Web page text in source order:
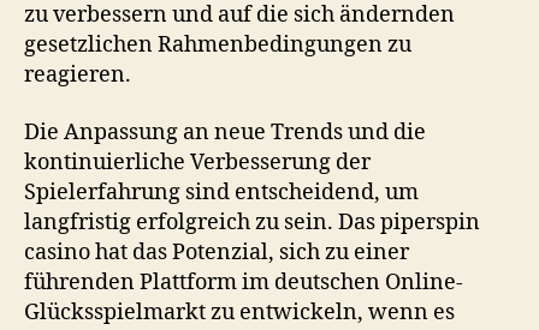
zu verbessern und auf die sich ändernden
gesetzlichen Rahmenbedingungen zu
reagieren.
Die Anpassung an neue Trends und die
kontinuierliche Verbesserung der
Spielerfahrung sind entscheidend, um
langfristig erfolgreich zu sein. Daspiperspin
casinohat das Potenzial, sich zu einer
führenden Plattform im deutschen Online-
Glücksspielmarkt zu entwickeln, wenn es